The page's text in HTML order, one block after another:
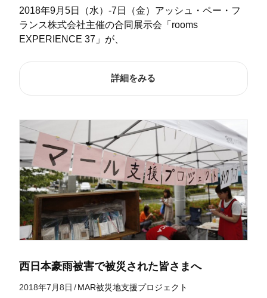
2018年9月5日（水）-7日（金）アッシュ・ペー・フ
ランス株式会社主催の合同展示会「rooms
EXPERIENCE 37」が、
詳細をみる
西日本豪雨被害で被災された皆さまへ
2018年7月8日 /MAR被災地支援プロジェクト